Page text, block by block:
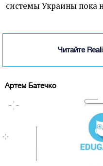
системы Украины пока
Читайте
Артем Батечко